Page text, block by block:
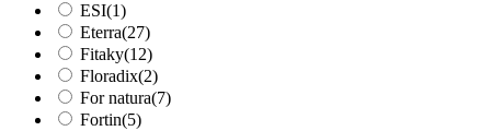
ESI(1)
Eterra(27)
Fitaky(12)
Floradix(2)
For natura(7)
Fortin(5)